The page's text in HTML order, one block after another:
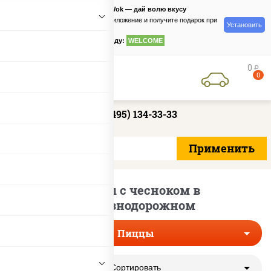
PizzaSushiWok — дай волю вкусу
Скачайте приложение и получите подарок при
по промокоду: WELCOME
Установить
0 руб
0
+7 (495) 134-33-33
Пиццы с чесноком в
Железнодорожном
Пиццы
Сортировать